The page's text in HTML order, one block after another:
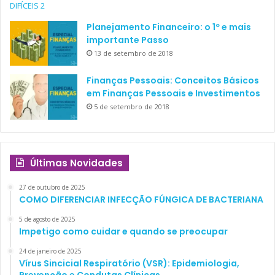
Eu:Qual a rentabilidade?
Aluno:
Não sei!
Eu:Então, por que você comprou?
Aluno:
Porque se é um CDB para médicos, então deve ser
bom!
Estas situações mostram como esta “sopa de letrinhas”
pode fazer com que vocês deixem de ganhar – ou mesmo
percam – dinheiro com produtos de renda fixa.
Bom, voltando à sopa de letrinhas, eu comentei, espantado,
com meu professor que renda fixa era uma verdadeira sopa
de letrinhas. Ele, então, respondeu: “Francinaldo,
letrinhas não tem a menor importância; o importante
Planejamento Financeiro: o 1º e mais
importante Passo
13 de setembro de 2018
Finanças Pessoais: Conceitos Básicos
em Finanças Pessoais e Investimentos
5 de setembro de 2018
Últimas Novidades
27 de outubro de 2025
COMO DIFERENCIAR INFECÇÃO FÚNGICA DE BACTERIANA
5 de agosto de 2025
Impetigo como cuidar e quando se preocupar
24 de janeiro de 2025
Vírus Sincicial Respiratório (VSR): Epidemiologia,